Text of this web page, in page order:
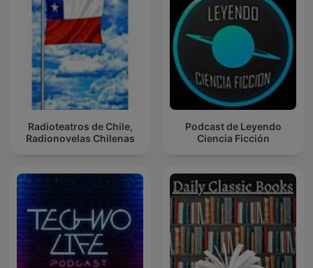
Radioteatros de Chile,
Radionovelas Chilenas
Podcast de Leyendo
Ciencia Ficción